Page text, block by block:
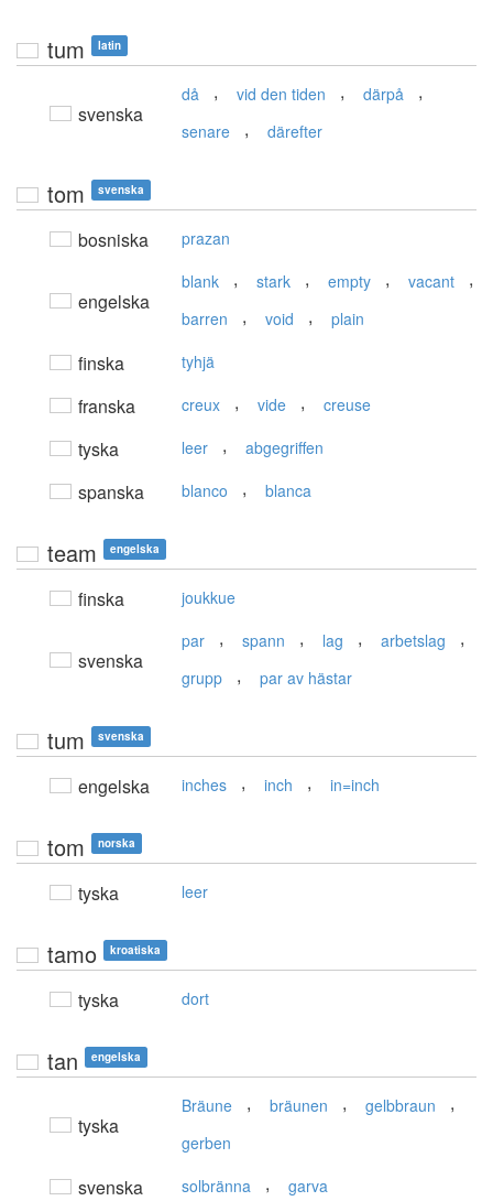
tum latin
svenska
då , vid den tiden , därpå ,
senare , därefter
tom svenska
bosniska prazan
engelska
blank , stark , empty , vacant ,
barren , void , plain
finska tyhjä
franska creux , vide , creuse
tyska leer , abgegriffen
spanska blanco , blanca
team engelska
finska joukkue
svenska
par , spann , lag , arbetslag ,
grupp , par av hästar
tum svenska
engelska inches , inch , in=inch
tom norska
tyska leer
tamo kroatiska
tyska dort
tan engelska
tyska
Bräune , bräunen , gelbbraun ,
gerben
svenska solbränna , garva